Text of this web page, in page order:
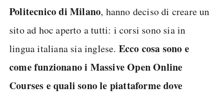
Politecnico di Milano, hanno deciso di creare un
sito ad hoc aperto a tutti: i corsi sono sia in
lingua italiana sia inglese. Ecco cosa sono e
come funzionano i Massive Open Online
Courses e quali sono le piattaforme dove